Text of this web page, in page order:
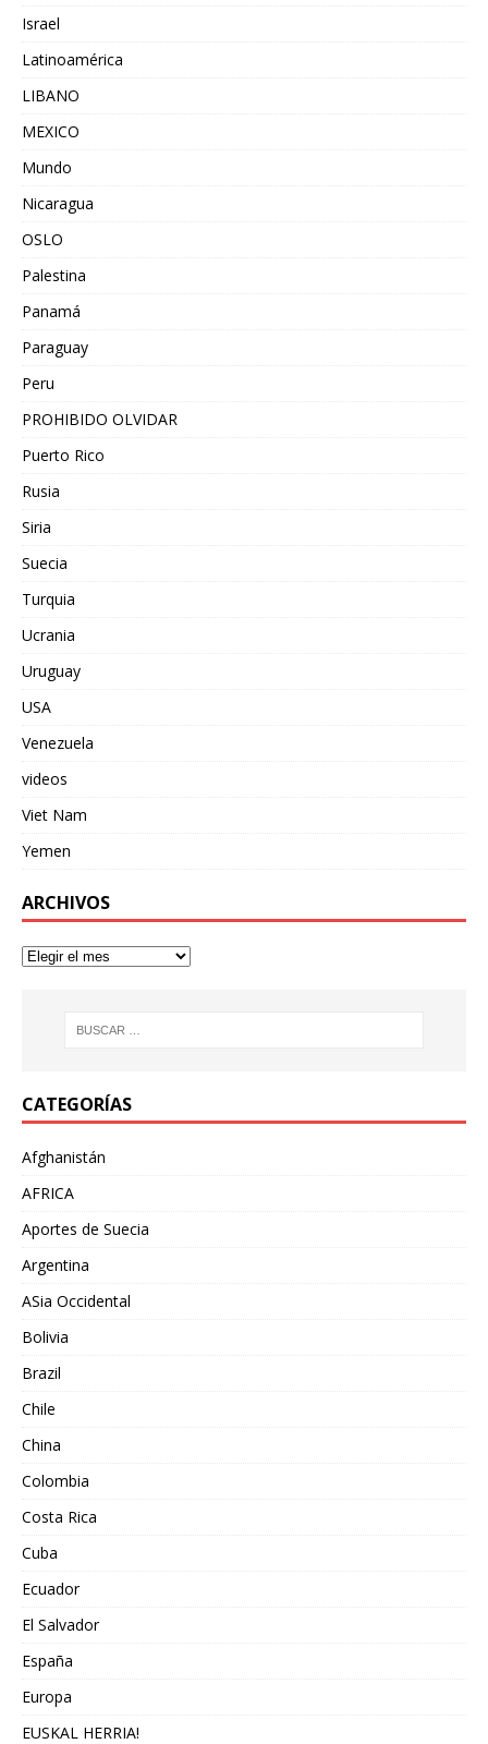
Israel
Latinoamérica
LIBANO
MEXICO
Mundo
Nicaragua
OSLO
Palestina
Panamá
Paraguay
Peru
PROHIBIDO OLVIDAR
Puerto Rico
Rusia
Siria
Suecia
Turquia
Ucrania
Uruguay
USA
Venezuela
videos
Viet Nam
Yemen
ARCHIVOS
CATEGORÍAS
Afghanistán
AFRICA
Aportes de Suecia
Argentina
ASia Occidental
Bolivia
Brazil
Chile
China
Colombia
Costa Rica
Cuba
Ecuador
El Salvador
España
Europa
EUSKAL HERRIA!